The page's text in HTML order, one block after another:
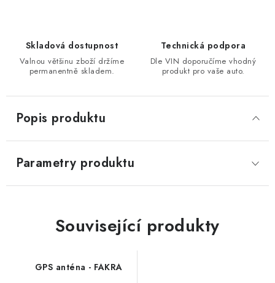
Skladová dostupnost
Valnou většinu zboží držíme
permanentně skladem.
Technická podpora
Dle VIN doporučíme vhodný
produkt pro vaše auto.
Popis produktu
Parametry produktu
Související produkty
GPS anténa - FAKRA